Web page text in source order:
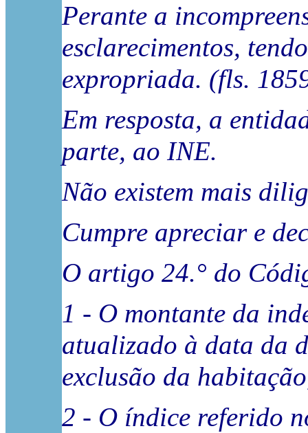
Perante a
esclarecimentos,
expropriada. (fls.
Em resposta, a
parte, ao INE.
Não existem mais
Cumpre apreciar e
O artigo 24.° do
1 - O montante da
atualizado à data da
exclusão da
2 - O índice referido